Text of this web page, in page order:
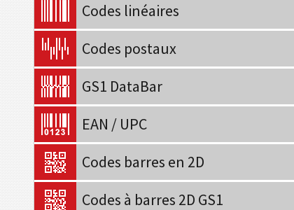
Codes linéaires
Codes postaux
GS1 DataBar
EAN / UPC
Codes barres en 2D
Codes à barres 2D GS1